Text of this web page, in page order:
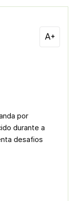
por
durante a
desafios